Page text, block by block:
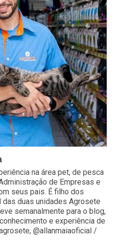
na área pet, de pesca
de Empresas e
seus pais. É filho dos
duas unidades Agrosete
semanalmente para o blog,
e experiência de
@allanmaiaoficial /